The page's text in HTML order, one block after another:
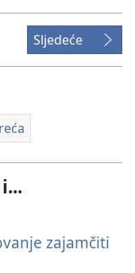
Sljedeće
zajamčiti